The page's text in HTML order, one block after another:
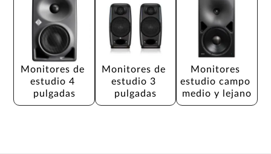
Monitores de
estudio 4
pulgadas
Monitores de
estudio 3
pulgadas
Monitores
estudio campo
medio y lejano